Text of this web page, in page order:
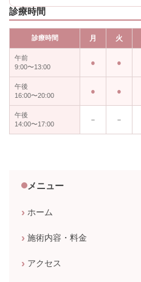
診療時間
診療時間 月 火
午前
9:00〜13:00
午後
16:00〜20:00
午後
14:00〜17:00
－ －
メニュー
ホーム
施術内容・料金
アクセス